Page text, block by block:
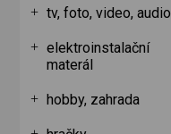
tv, foto, video, audio
elektroinstalační
materál
hobby, zahrada